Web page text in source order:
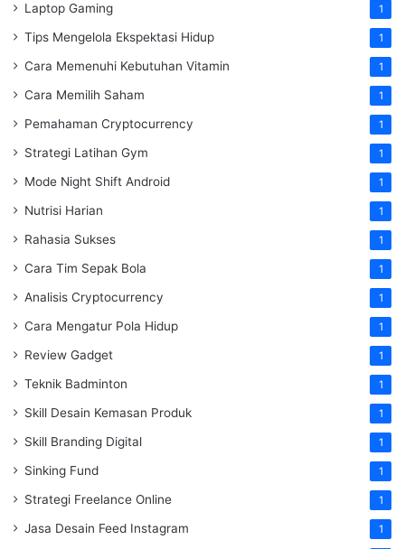
Laptop Gaming 1
Tips Mengelola Ekspektasi Hidup 1
Cara Memenuhi Kebutuhan Vitamin 1
Cara Memilih Saham 1
Pemahaman Cryptocurrency 1
Strategi Latihan Gym 1
Mode Night Shift Android 1
Nutrisi Harian 1
Rahasia Sukses 1
Cara Tim Sepak Bola 1
Analisis Cryptocurrency 1
Cara Mengatur Pola Hidup 1
Review Gadget 1
Teknik Badminton 1
Skill Desain Kemasan Produk 1
Skill Branding Digital 1
Sinking Fund 1
Strategi Freelance Online 1
Jasa Desain Feed Instagram 1